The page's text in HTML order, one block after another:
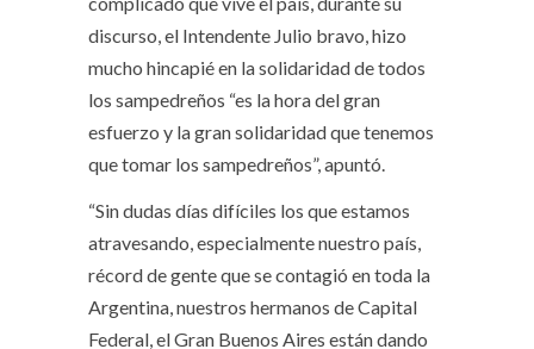
discurso, el Intendente Julio bravo, hizo
mucho hincapié en la solidaridad de todos
los sampedreños “es la hora del gran
esfuerzo y la gran solidaridad que tenemos
que tomar los sampedreños”, apuntó.
“Sin dudas días difíciles los que estamos
atravesando, especialmente nuestro país,
récord de gente que se contagió en toda la
Argentina, nuestros hermanos de Capital
Federal, el Gran Buenos Aires están dando